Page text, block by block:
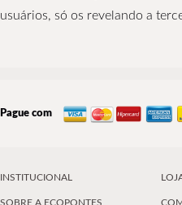
usuários, só os revelando a
Pague com
INSTITUCIONAL
SOBRE A ECOPONTES